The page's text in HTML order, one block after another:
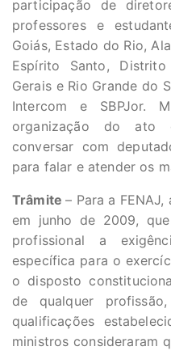
participação de
professores e
Goiás, Estado do Rio,
Espírito Santo, Distrito
Gerais e Rio Grande do
Intercom e SBPJor.
organização do ato
conversar com
para falar e atender os
Trâmite – Para a
em junho de 2009,
profissional a
específica para o
o disposto
de qualquer
qualificações
ministros consideraram